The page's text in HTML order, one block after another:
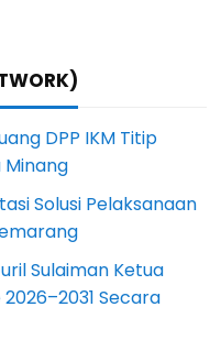
DPP IKM Titip
Minang
Solusi Pelaksanaan
Sulaiman Ketua
Secara